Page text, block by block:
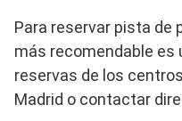
Para reservar pista de
más recomendable es
reservas de los
Madrid o contactar